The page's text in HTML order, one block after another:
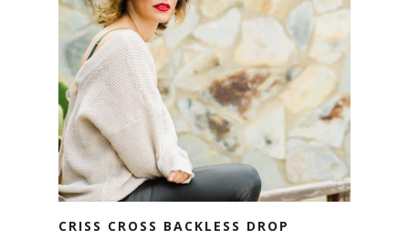
CRISS CROSS BACKLESS DROP